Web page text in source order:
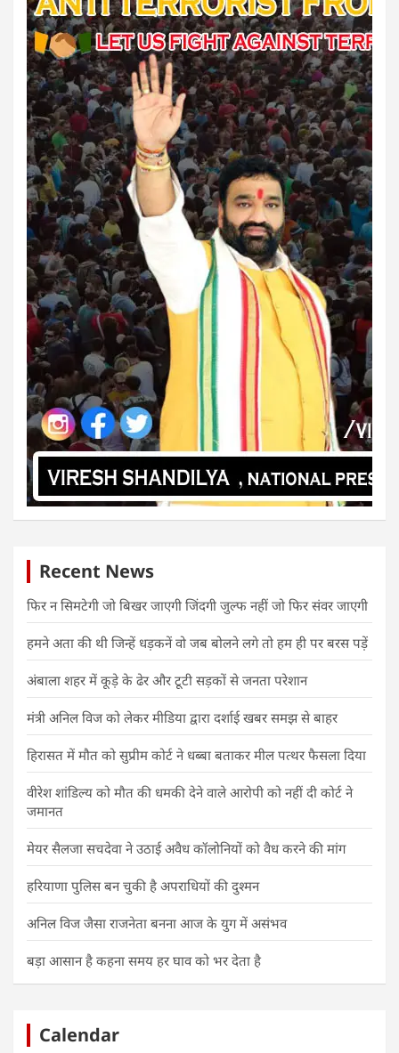
Recent News
फिर न सिमटेगी जो बिखर जाएगी जिंदगी जुल्फ नहीं जो फिर संवर जाएगी
हमने अता की थी जिन्हें धड़कनें वो जब बोलने लगे तो हम ही पर बरस पड़ें
अंबाला शहर में कूड़े के ढेर और टूटी सड़कों से जनता परेशान
मंत्री अनिल विज को लेकर मीडिया द्वारा दर्शाई खबर समझ से बाहर
हिरासत में मौत को सुप्रीम कोर्ट ने धब्बा बताकर मील पत्थर फैसला दिया
वीरेश शांडिल्य को मौत की धमकी देने वाले आरोपी को नहीं दी कोर्ट ने
जमानत
मेयर सैलजा सचदेवा ने उठाई अवैध कॉलोनियों को वैध करने की मांग
हरियाणा पुलिस बन चुकी है अपराधियों की दुश्मन
अनिल विज जैसा राजनेता बनना आज के युग में असंभव
बड़ा आसान है कहना समय हर घाव को भर देता है
Calendar